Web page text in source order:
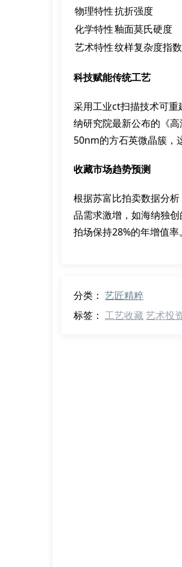
物理特性抗折强度
化学特性釉面莫氏硬度
艺术特性纹样复杂度指数
科技赋能传统工艺
采用工业ct扫描技术可
纳研究院最新公布的《
50nm的方石英微晶簇，
收藏市场趋势预测
根据苏富比拍卖数据分
品需求激增，如海纳独
拍场保持28%的年增值率。
分类： 艺匠精粹
标签： 工艺收藏艺术投